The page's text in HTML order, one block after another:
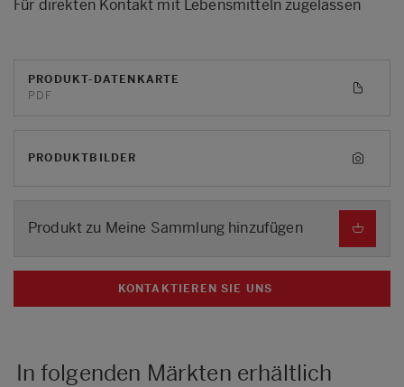
Für direkten Kontakt mit Lebensmitteln zugelassen
PRODUKT-DATENKARTE
PDF
PRODUKTBILDER
Produkt zu Meine Sammlung hinzufügen
KONTAKTIEREN SIE UNS
In folgenden Märkten erhältlich